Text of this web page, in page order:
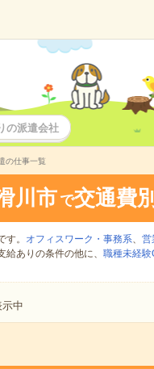
の派遣会社
の仕事一覧
川市 で交通費
。 オフィスワーク・事務系、 営
ありの条件の他に、 職種未経験
中